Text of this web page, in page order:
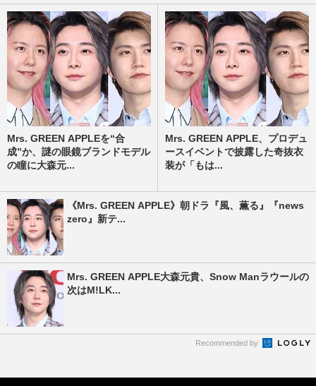
Mrs. GREEN APPLEを“合
成”か、謎の眼鏡ブランドモデル
の瞳に大森元...
Mrs. GREEN APPLE、プロデュ
ースイベントで披露した奇抜衣
装が「もは...
《Mrs. GREEN APPLE》朝ドラ『風、薫る』『news
zero』新テ...
Mrs. GREEN APPLE大森元貴、Snow Manラウールの
次はM!LK...
Recommended by